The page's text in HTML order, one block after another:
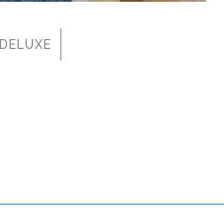
DELUXE